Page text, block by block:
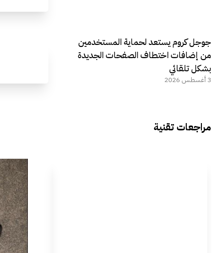
جوجل كروم يستعد لحماية المستخدمين
من إضافات اختطاف الصفحات الجديدة
بشكل تلقائي
3 أغسطس 2026
مراجعات تقنية